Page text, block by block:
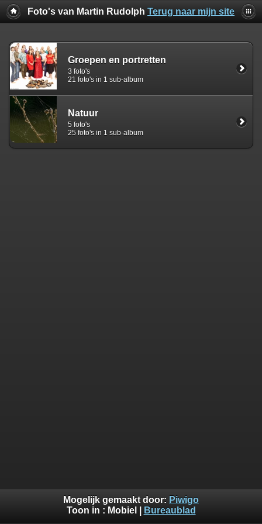
Foto's van Martin Rudolph Terug naar mijn site
Groepen en portretten
3 foto's
21 foto's in 1 sub-album
Natuur
5 foto's
25 foto's in 1 sub-album
Mogelijk gemaakt door: Piwigo
Toon in : Mobiel Bureaublad